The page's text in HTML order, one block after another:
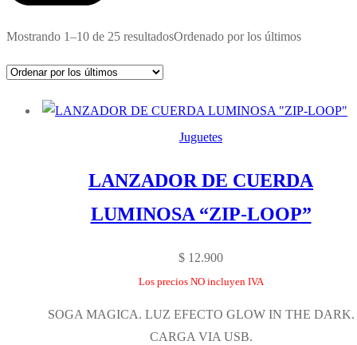
Mostrando 1–10 de 25 resultadosOrdenado por los últimos
Juguetes
LANZADOR DE CUERDA
LUMINOSA “ZIP-LOOP”
$ 12.900
Los precios NO incluyen IVA
SOGA MAGICA. LUZ EFECTO GLOW IN THE DARK.
CARGA VIA USB.